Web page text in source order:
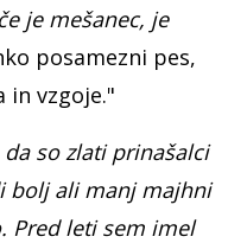
je mešanec, je
posamezni pes,
in vzgoje."
da so zlati prinašalci
bolj ali manj majhni
Pred leti sem imel